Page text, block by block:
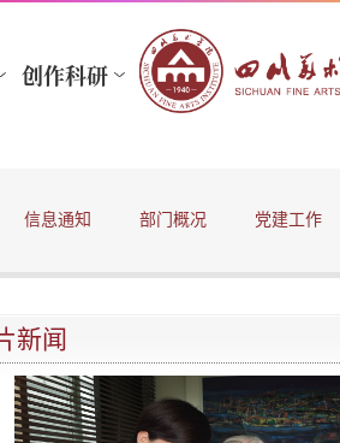
信息通知 部门概况 党建工作
新闻